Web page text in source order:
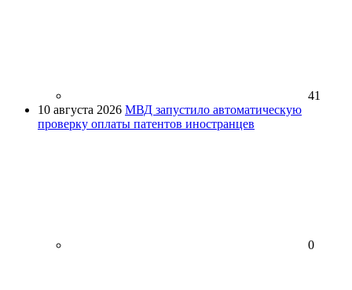
41
10 августа 2026 МВД запустило автоматическую
проверку оплаты патентов иностранцев
0